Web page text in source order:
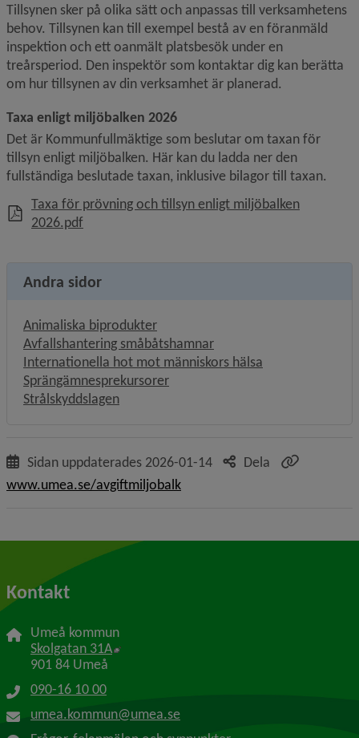
Tillsynen sker på olika sätt och anpassas till verksamhetens
behov. Tillsynen kan till exempel bestå av en föranmäld
inspektion och ett oanmält platsbesök under en
treårsperiod. Den inspektör som kontaktar dig kan berätta
om hur tillsynen av din verksamhet är planerad.
Taxa enligt miljöbalken 2026
Det är Kommunfullmäktige som beslutar om taxan för
tillsyn enligt miljöbalken. Här kan du ladda ner den
fullständiga beslutade taxan, inklusive bilagor till taxan.
Taxa för prövning och tillsyn enligt miljöbalken
2026.pdf, 403.6 kB, öppnas i nytt fönster.
Andra sidor
Animaliska biprodukter
Avfallshantering småbåtshamnar
Internationella hot mot människors hälsa
Sprängämnesprekursorer
Strålskyddslagen
Sidan uppdaterades 2026-01-14
Dela
www.umea.se/avgiftmiljobalk
Kontakt
Umeå kommun
Skolgatan 31A Länk till annan webbplats, öppnas i nytt
901 84 Umeå
090-16 10 00
umea.kommun@umea.se